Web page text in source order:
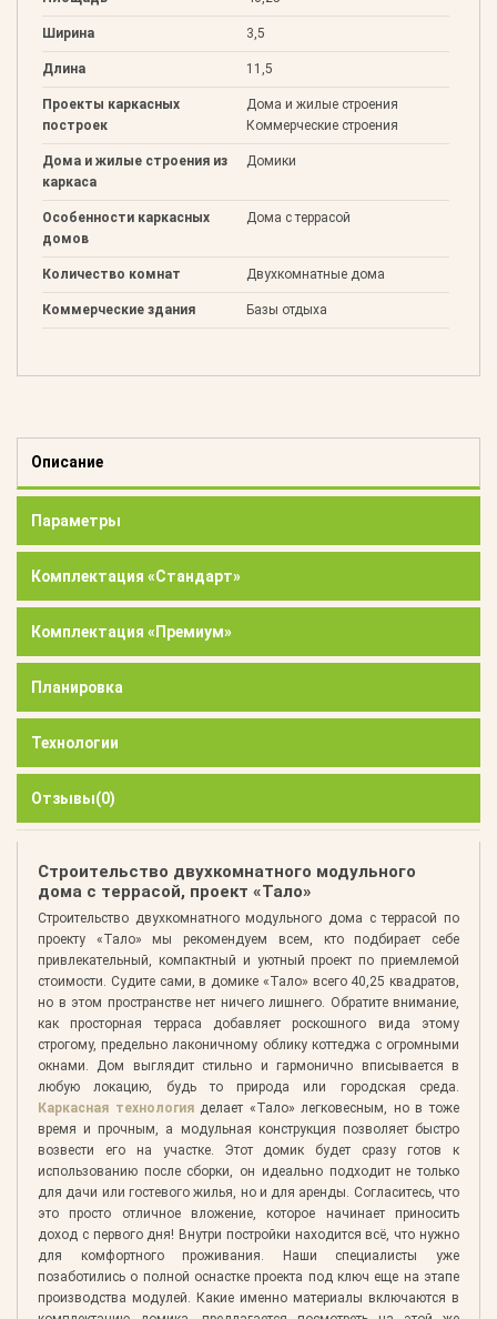
Ширина 3,5
Длина 11,5
Проекты каркасных
построек
Дома и жилые строения
Коммерческие строения
Дома и жилые строения из
каркаса
Домики
Особенности каркасных
домов
Дома с террасой
Количество комнат Двухкомнатные дома
Коммерческие здания Базы отдыха
Описание
Параметры
Комплектация «Стандарт»
Комплектация «Премиум»
Планировка
Технологии
Отзывы(0)
Строительство двухкомнатного модульного
дома с террасой, проект «Тало»
Строительство двухкомнатного модульного дома с террасой по
проекту «Тало» мы рекомендуем всем, кто подбирает себе
привлекательный, компактный и уютный проект по приемлемой
стоимости. Судите сами, в домике «Тало» всего 40,25 квадратов,
но в этом пространстве нет ничего лишнего. Обратите внимание,
как просторная терраса добавляет роскошного вида этому
строгому, предельно лаконичному облику коттеджа с огромными
окнами. Дом выглядит стильно и гармонично вписывается в
любую локацию, будь то природа или городская среда.
Каркасная технологияделает «Тало» легковесным, но в тоже
время и прочным, а модульная конструкция позволяет быстро
возвести его на участке. Этот домик будет сразу готов к
использованию после сборки, он идеально подходит не только
для дачи или гостевого жилья, но и для аренды. Согласитесь, что
это просто отличное вложение, которое начинает приносить
доход с первого дня! Внутри постройки находится всё, что нужно
для комфортного проживания. Наши специалисты уже
позаботились о полной оснастке проекта под ключ еще на этапе
производства модулей. Какие именно материалы включаются в